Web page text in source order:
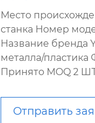
Место
станка Номер
Название бренда
металла/
Принято MOQ 2
Отправить